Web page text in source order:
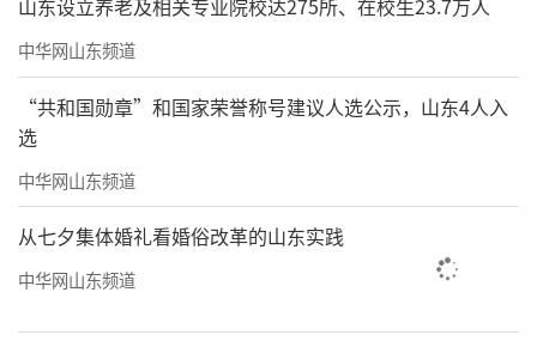
中华网山东频道
“共和国勋章”和国家荣誉称号建议人选公示，山东4人入
选
中华网山东频道
从七夕集体婚礼看婚俗改革的山东实践
中华网山东频道